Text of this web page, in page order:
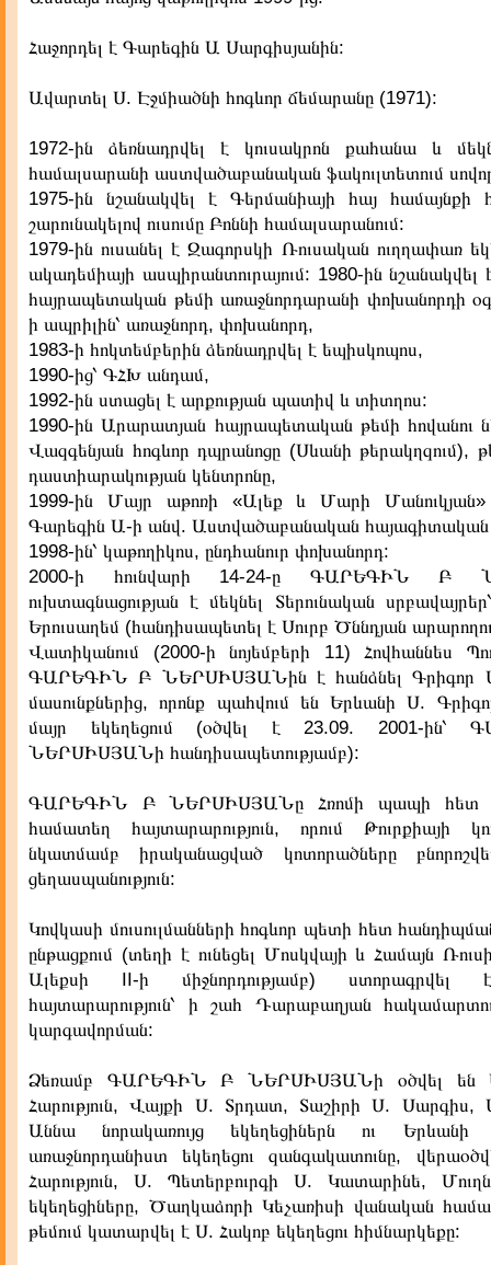
Հաջորդել է Գարեգին Ա Սարգիսյանին:
Ավարտել Ս. Էջմիածնի հոգևոր ճեմարանը (1971):
1972-ին ձեռնադրվել է կուսակրոն քահանա և
համալսարանի աստվածաբանական ֆակուլտետում
1975-ին նշանակվել է Գերմանիայի հայ համայնքի
շարունակելով ուսումը Բոննի համալսարանում:
1979-ին ուսանել է Զագորսկի Ռուսական ուղղափառ
ակադեմիայի ասպիրանտուրայում: 1980-ին
հայրապետական թեմի առաջնորդարանի փոխանորդի
ի ապրիլին՝ առաջնորդ, փոխանորդ,
1983-ի հոկտեմբերին ձեռնադրվել է եպիսկոպոս,
1990-ից՝ ԳՀԽ անդամ,
1992-ին ստացել է արքության պատիվ և տիտղոս:
1990-ին Արարատյան հայրապետական թեմի հովանու
Վազգենյան հոգևոր դպրանոցը (Սևանի թերակղզում),
դաստիարակության կենտրոնը,
1999-ին Մայր աթոռի «Ալեք և Մարի Մանուկյան»
Գարեգին Ա-ի անվ. Աստվածաբանական հայագիտական
1998-ին՝ կաթողիկոս, ընդհանուր փոխանորդ:
2000-ի հունվարի 14-24-ը ԳԱՐԵԳԻՆ Բ
ուխտագնացության է մեկնել Տերունական
Երուսաղեմ (հանդիսապետել է Սուրբ Ծննդյան
Վատիկանում (2000-ի նոյեմբերի 11) Հովհաննես
ԳԱՐԵԳԻՆ Բ ՆԵՐՍԻՍՅԱՆին է հանձնել Գրիգոր Ա
մասունքներից, որոնք պահվում են Երևանի Ս.
մայր եկեղեցում (օծվել է 23.09. 2001-
ՆԵՐՍԻՍՅԱՆի հանդիսապետությամբ):
ԳԱՐԵԳԻՆ Բ ՆԵՐՍԻՍՅԱՆը Հռոմի պապի հետ
համատեղ հայտարարություն, որում Թուրքիայի
նկատմամբ իրականացված կոտորածները
ցեղասպանություն:
Կովկասի մուսուլմանների հոգևոր պետի հետ
ընթացքում (տեղի է ունեցել Մոսկվայի և Համայն
Ալեքսի II-ի միջնորդությամբ)
հայտարարություն՝ ի շահ Դարաբաղյան
կարգավորման:
Ձեռամբ ԳԱՐԵԳԻՆ Բ ՆԵՐՍԻՍՅԱՆի օծվել են
Հարություն, Վայքի Ս. Տրդատ, Տաշիրի Ս. Սարգիս,
Աննա նորակառույց եկեղեցիներն ու
առաջնորդանիստ եկեղեցու զանգակատունը,
Հարություն, Ս. Պետերբուրգի Ս. Կատարինե,
եկեղեցիները, Ծաղկաձորի Կեչառիսի վանական
թեմում կատարվել է Ս. Հակոբ եկեղեցու հիմնարկեքը: